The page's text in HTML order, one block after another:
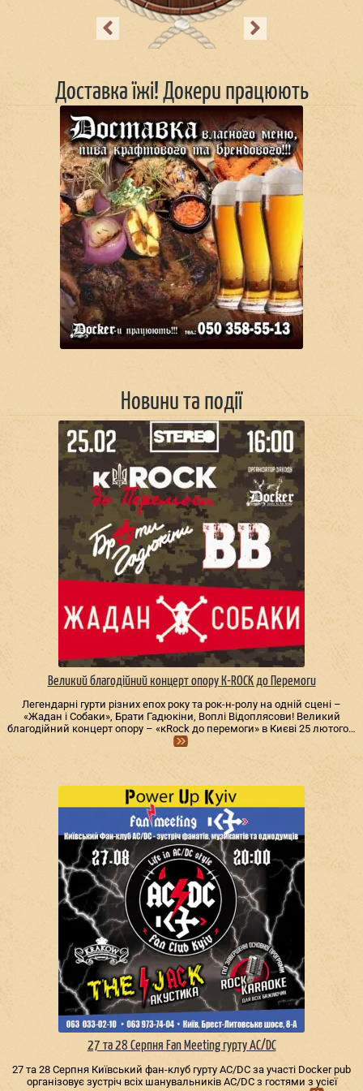
Previous Next
Доставка їжі! Докери працюють
Новини та події
Великий благодійний концерт опору К-ROCK до Перемоги
Легендарні гурти різних епох року та рок-н-ролу на одній сцені –
«Жадан і Собаки», Брати Гадюкіни, Воплі Відоплясови! Великий
благодійний концерт опору – «кRock до перемоги» в Києві 25 лютого…
27 та 28 Серпня Fan Meeting гурту AC/DС
27 та 28 Серпня Київський фан-клуб гурту AC/DС за участі Docker pub
організовує зустріч всіх шанувальників AC/DС з гостями з усієї